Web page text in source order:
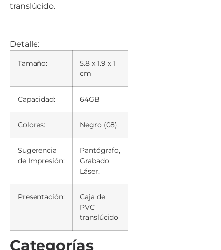
translúcido.
Detalle:
Tamaño:
5.8 x 1.9 x 1
cm
Capacidad: 64GB
Colores: Negro (08).
Sugerencia
de Impresión:
Pantógrafo,
Grabado
Láser.
Presentación:
Caja de
PVC
translúcido
Categorías